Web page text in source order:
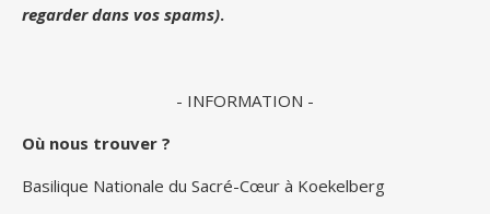
regarder dans vos spams).
- INFORMATION -
Où nous trouver ?
Basilique Nationale du Sacré-Cœur à Koekelberg